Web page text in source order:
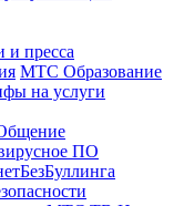
и пресса
МТС Образование
на услуги
ПО